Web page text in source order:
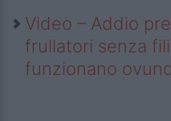
Video – Addio
frullatori senza
funzionano